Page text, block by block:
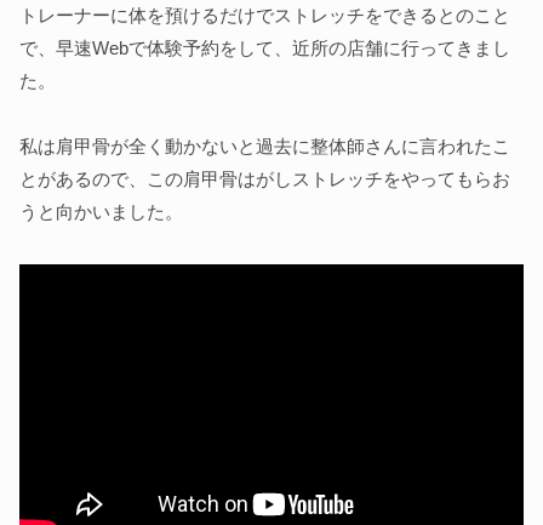
トレーナーに体を預けるだけでストレッチをできるとのこと
で、早速Webで体験予約をして、近所の店舗に行ってきまし
た。
私は肩甲骨が全く動かないと過去に整体師さんに言われたこ
とがあるので、この肩甲骨はがしストレッチをやってもらお
うと向かいました。